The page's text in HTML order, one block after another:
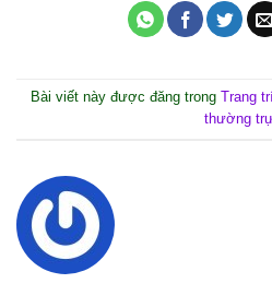
Bài viết này được đăng trong Trang
thường